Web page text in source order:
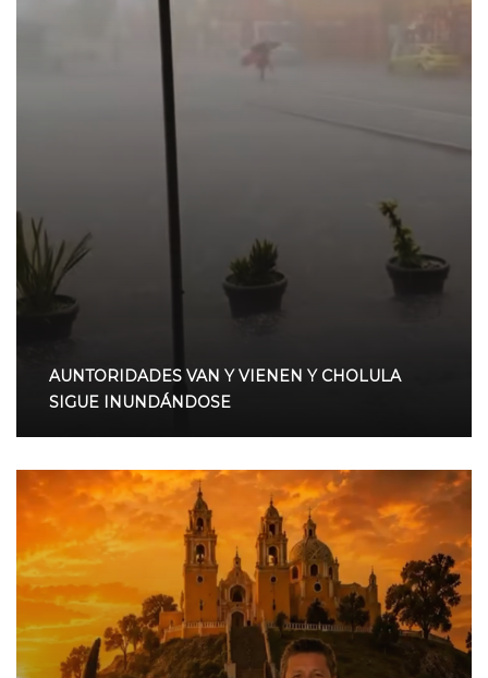
AUNTORIDADES VAN Y VIENEN Y CHOLULA
SIGUE INUNDÁNDOSE